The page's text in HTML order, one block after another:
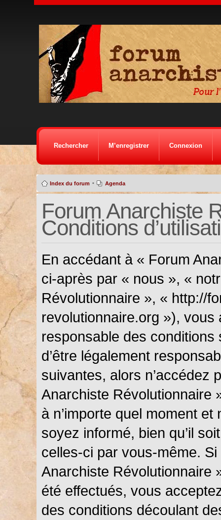
Rechercher M’enregistrer Connexion
Index du forum • Agenda
Forum Anarchiste
Conditions
En accédant à « Forum
ci-après par « nous », «
Révolutionnaire », « http://
revolutionnaire.org »), vous
responsable des conditions
d’être légalement
suivantes, alors n’accédez
Anarchiste Révolutionnaire
à n’importe quel moment
soyez informé, bien qu’il
celles-ci par vous-même.
Anarchiste Révolutionnaire
été effectués, vous
des conditions découlant